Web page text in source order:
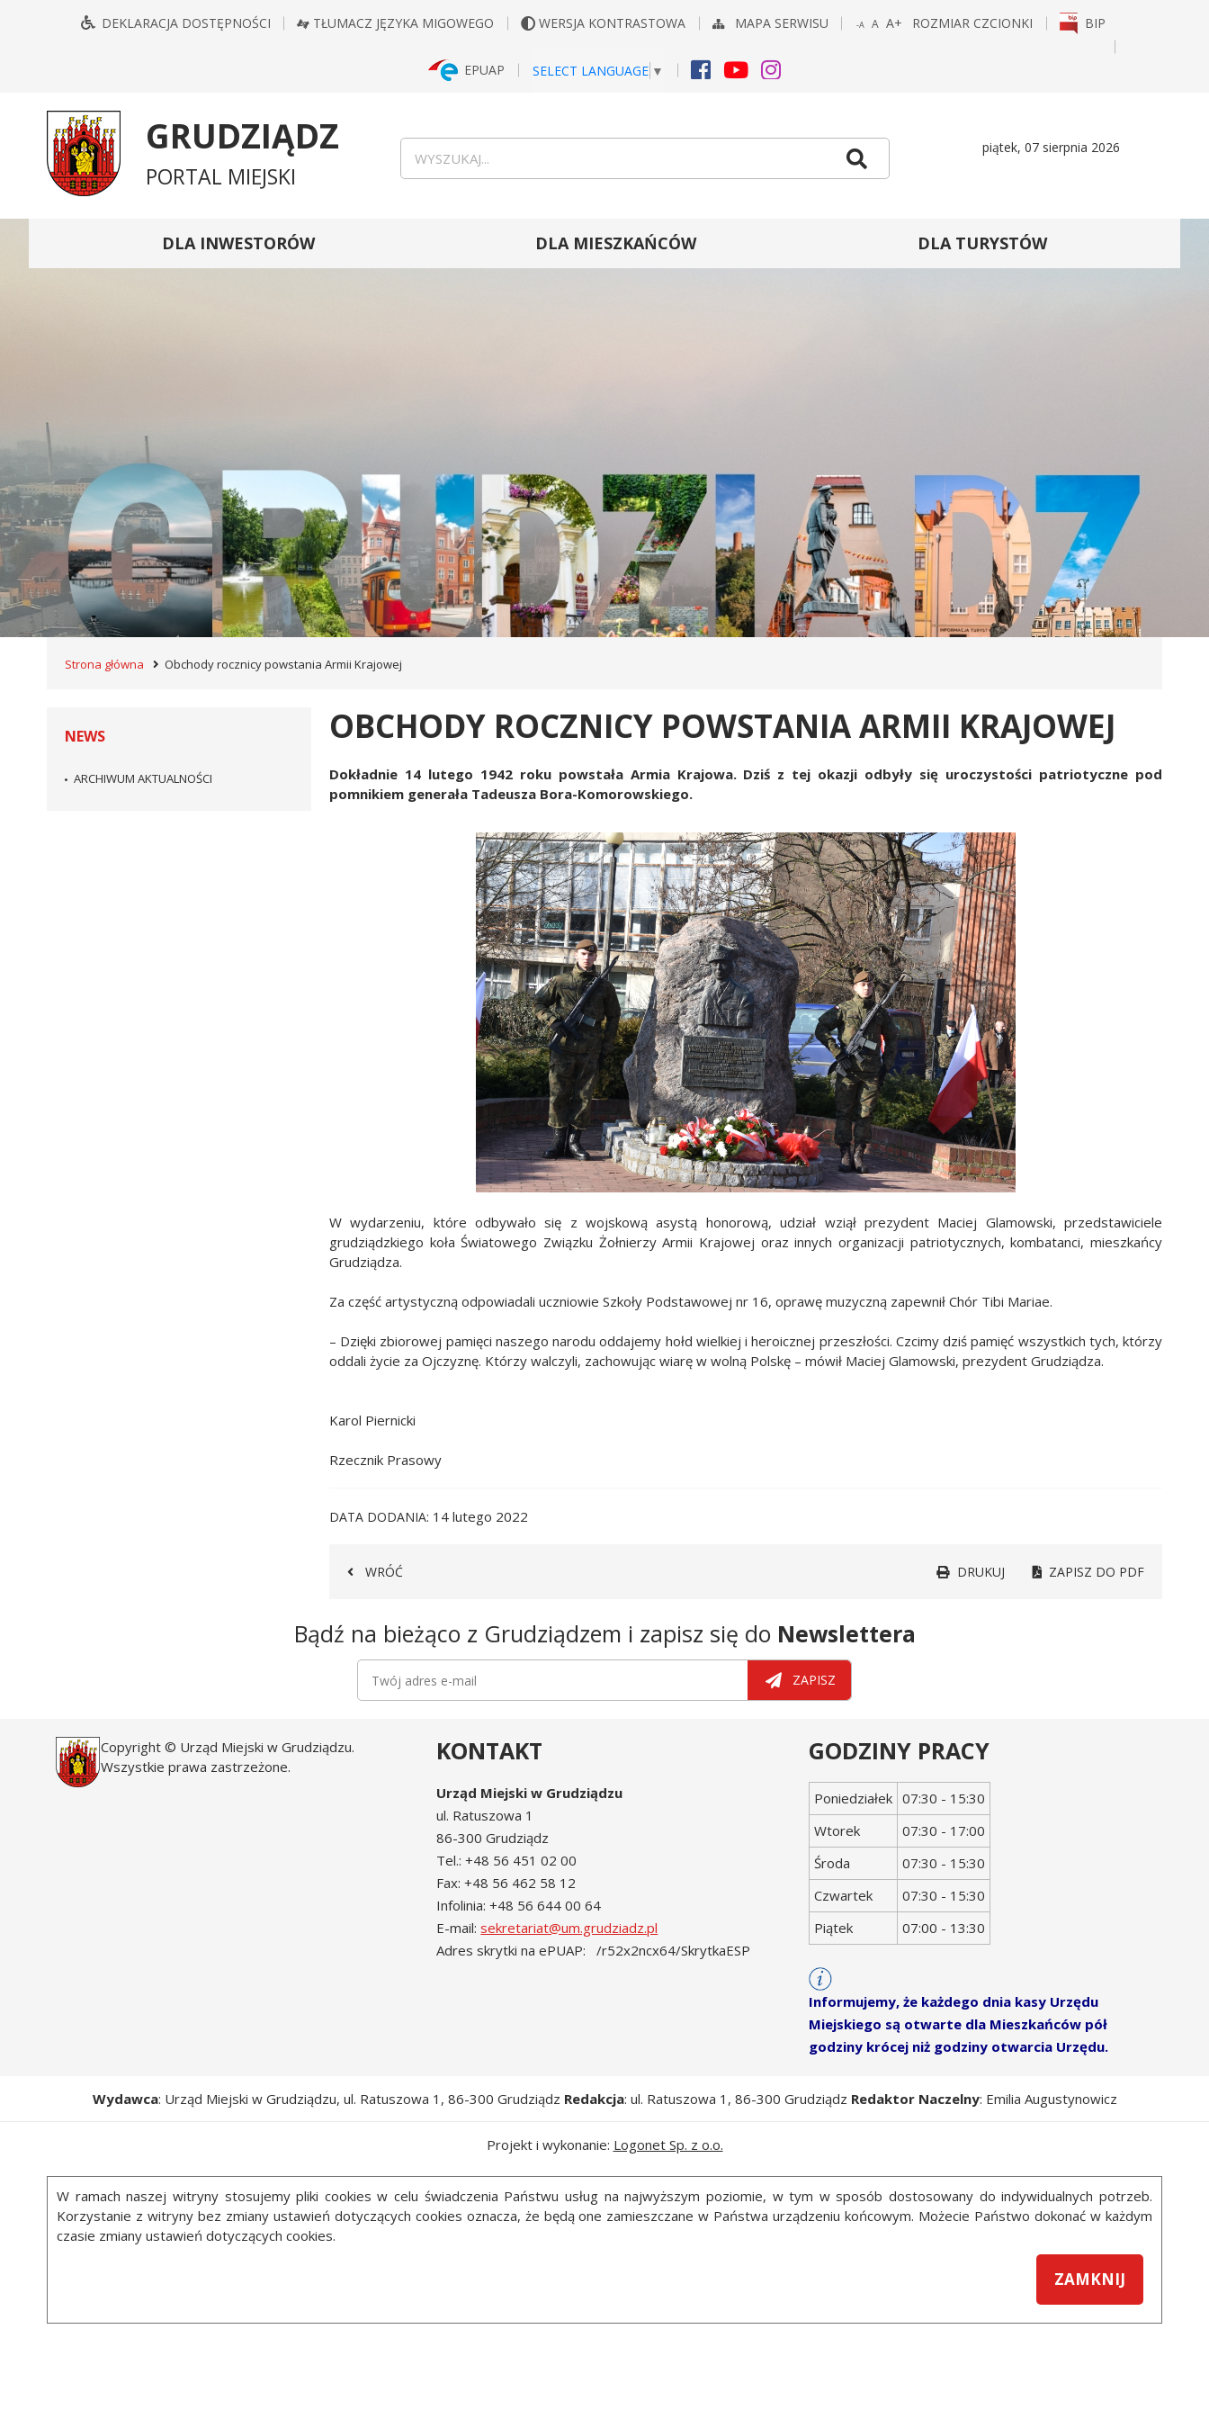
DEKLARACJA DOSTĘPNOŚCI TŁUMACZ JĘZYKA MIGOWEGO WERSJA KONTRASTOWA MAPA SERWISU
-A
A A+
ROZMIAR CZCIONKI BIP
EPUAP SELECT LANGUAGE ▼
FACEBOOK
YOUTUBEINSTAGRAM
GRUDZIĄDZ
PORTAL MIEJSKI
piątek, 07 sierpnia 2026
DLA INWESTORÓW DLA MIESZKAŃCÓW DLA TURYSTÓW
Strona główna Obchody rocznicy powstania Armii Krajowej
NEWS
ARCHIWUM AKTUALNOŚCI
OBCHODY ROCZNICY POWSTANIA ARMII KRAJOWEJ
Dokładnie 14 lutego 1942 roku powstała Armia Krajowa. Dziś z tej okazji odbyły się uroczystości patriotyczne pod
pomnikiem generała Tadeusza Bora-Komorowskiego.
W wydarzeniu, które odbywało się z wojskową asystą honorową, udział wziął prezydent Maciej Glamowski, przedstawiciele
grudziądzkiego koła Światowego Związku Żołnierzy Armii Krajowej oraz innych organizacji patriotycznych, kombatanci, mieszkańcy
Grudziądza.
Za część artystyczną odpowiadali uczniowie Szkoły Podstawowej nr 16, oprawę muzyczną zapewnił Chór Tibi Mariae.
– Dzięki zbiorowej pamięci naszego narodu oddajemy hołd wielkiej i heroicznej przeszłości. Czcimy dziś pamięć wszystkich tych, którzy
oddali życie za Ojczyznę. Którzy walczyli, zachowując wiarę w wolną Polskę – mówił Maciej Glamowski, prezydent Grudziądza.
Karol Piernicki
Rzecznik Prasowy
DATA DODANIA 14 lutego 2022
WRÓĆ DRUKUJ ZAPISZ DO PDF
Bądź na bieżąco z Grudziądzem i zapisz się do Newslettera
ZAPISZ
Copyright © Urząd Miejski w Grudziądzu.
Wszystkie prawa zastrzeżone.
KONTAKT
Urząd Miejski w Grudziądzu
ul. Ratuszowa 1
86-300 Grudziądz
Tel.: +48 56 451 02 00
Fax: +48 56 462 58 12
Infolinia: +48 56 644 00 64
E-mail:sekretariat@um.grudziadz.pl
Adres skrytki na ePUAP: /r52x2ncx64/SkrytkaESP
GODZINY PRACY
Dzień
tygodnia
Godziny
otwarcia
Poniedziałek 07:30 - 15:30
Wtorek
07:30 - 17:00
Środa
07:30 - 15:30
Czwartek
07:30 - 15:30
Piątek
07:00 - 13:30
Informujemy, że każdego dnia kasy Urzędu
Miejskiego są otwarte dla Mieszkańców pół
godziny krócej niż godziny otwarcia Urzędu.
Wydawca: Urząd Miejski w Grudziądzu, ul. Ratuszowa 1, 86-300 Grudziądz Redakcja: ul. Ratuszowa 1, 86-300 Grudziądz Redaktor Naczelny: Emilia Augustynowicz
Projekt i wykonanie: Logonet Sp. z o.o.
W ramach naszej witryny stosujemy pliki cookies w celu świadczenia Państwu usług na najwyższym poziomie, w tym w sposób dostosowany do indywidualnych potrzeb.
Korzystanie z witryny bez zmiany ustawień dotyczących cookies oznacza, że będą one zamieszczane w Państwa urządzeniu końcowym. Możecie Państwo dokonać w każdym
czasie zmiany ustawień dotyczących cookies.
ZAMKNIJ